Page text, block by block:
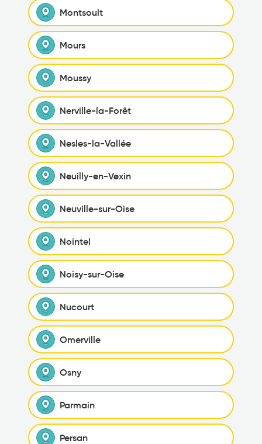
Montsoult
Mours
Moussy
Nerville-la-Forêt
Nesles-la-Vallée
Neuilly-en-Vexin
Neuville-sur-Oise
Nointel
Noisy-sur-Oise
Nucourt
Omerville
Osny
Parmain
Persan